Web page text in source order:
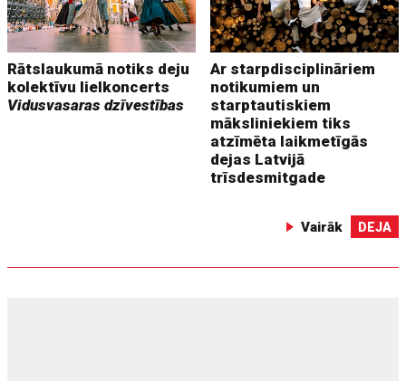
Rātslaukumā notiks deju
kolektīvu lielkoncerts
Vidusvasaras dzīvestības
Ar starpdisciplināriem
notikumiem un
starptautiskiem
māksliniekiem tiks
atzīmēta laikmetīgās
dejas Latvijā
trīsdesmitgade
Vairāk DEJA